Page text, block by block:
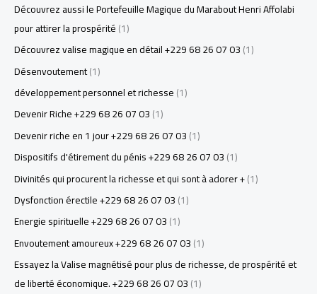
Découvrez aussi le Portefeuille Magique du Marabout Henri Affolabi
pour attirer la prospérité(1)
Découvrez valise magique en détail +229 68 26 07 03(1)
Désenvoutement(1)
développement personnel et richesse(1)
Devenir Riche +229 68 26 07 03(1)
Devenir riche en 1 jour +229 68 26 07 03(1)
Dispositifs d'étirement du pénis +229 68 26 07 03(1)
Divinités qui procurent la richesse et qui sont à adorer +(1)
Dysfonction érectile +229 68 26 07 03(1)
Energie spirituelle +229 68 26 07 03(1)
Envoutement amoureux +229 68 26 07 03(1)
Essayez la Valise magnétisé pour plus de richesse, de prospérité et
de liberté économique. +229 68 26 07 03(1)